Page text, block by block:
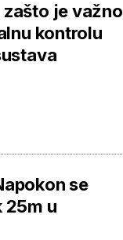
je važno
kontrolu
se
25m u